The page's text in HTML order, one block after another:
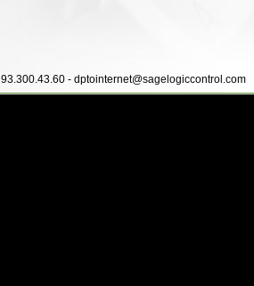
93.300.43.60 - dptointernet@sagelogiccontrol.com